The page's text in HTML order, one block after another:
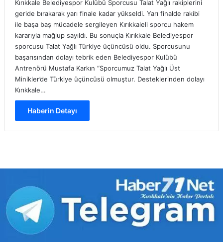
Kırıkkale Belediyespor Kulübü Sporcusu Talat Yağlı rakiplerini
geride bırakarak yarı finale kadar yükseldi. Yarı finalde rakibi
ile başa baş mücadele sergileyen Kırıkkaleli sporcu hakem
kararıyla mağlup sayıldı. Bu sonuçla Kırıkkale Belediyespor
sporcusu Talat Yağlı Türkiye üçüncüsü oldu. Sporcusunu
başarısından dolayı tebrik eden Belediyespor Kulübü
Antrenörü Mustafa Karkın “Sporcumuz Talat Yağlı Üst
Minikler’de Türkiye üçüncüsü olmuştur. Desteklerinden dolayı
Kırıkkale…
Haberin Detayı